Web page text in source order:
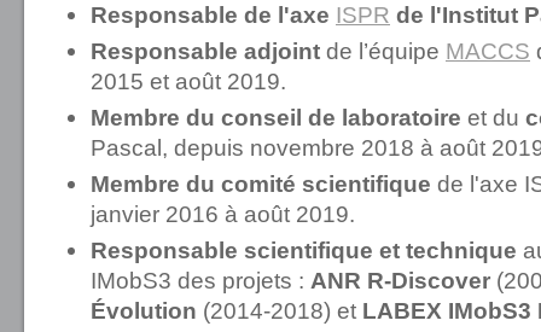
Responsable de l'axe ISPR de l'Institut
Responsable adjoint de l’équipe MACCS
2015 et août 2019.
Membre du conseil de laboratoire et du
Pascal, depuis novembre 2018 à août
Membre du comité scientifique de l'axe
janvier 2016 à août 2019.
Responsable scientifique et technique
IMobS3 des projets : ANR R-Discover
Évolution (2014-2018) et LABEX IMobS3